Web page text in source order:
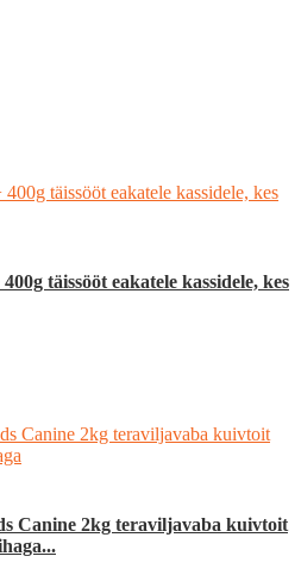
täissööt eakatele kassidele, kes
Canine 2kg teraviljavaba kuivtoit